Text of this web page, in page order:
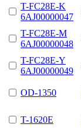
T-FC28E-K
6AJ00000047
T-FC28E-M
6AJ00000048
T-FC28E-Y
6AJ00000049
OD-1350
T-1620E